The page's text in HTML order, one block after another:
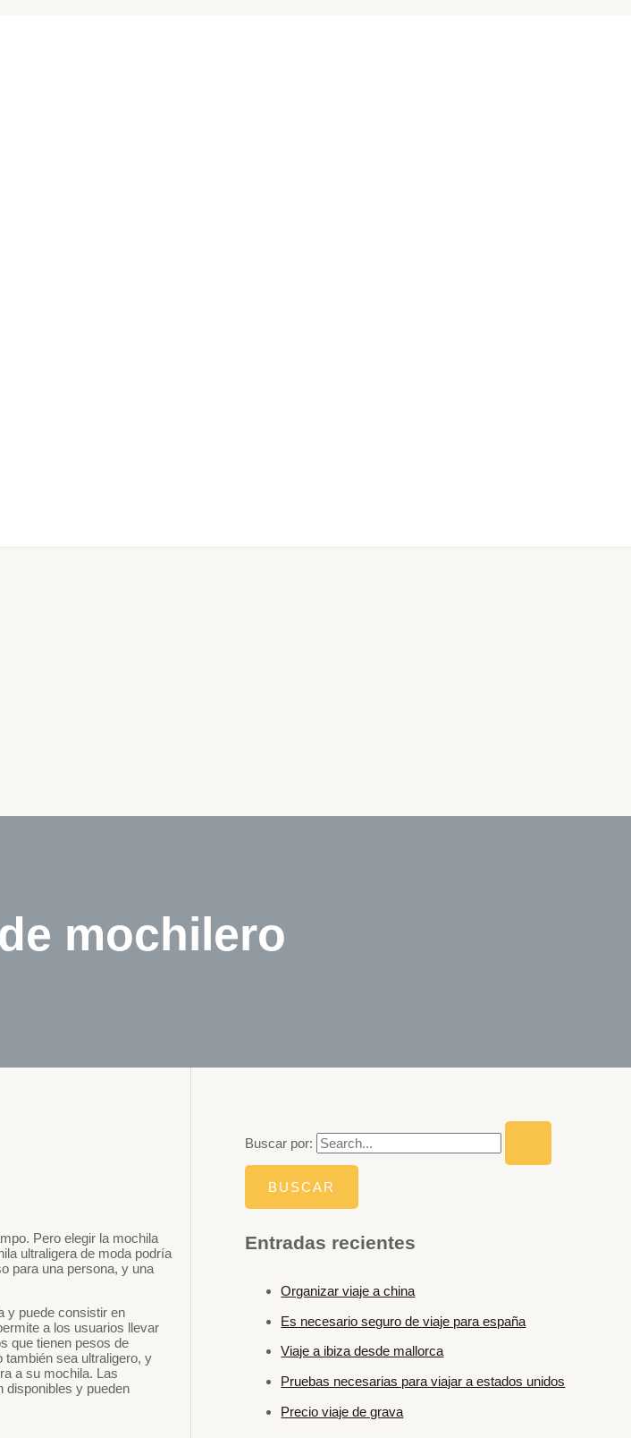
mochilero
Pero elegir la mochila
ultraligera de moda podría
para una persona, y una
y puede consistir en
a los usuarios llevar
que tienen pesos de
también sea ultraligero, y
a su mochila. Las
disponibles y pueden
Buscar por:
Entradas recientes
Organizar viaje a china
Es necesario seguro de viaje para españa
Viaje a ibiza desde mallorca
Pruebas necesarias para viajar a estados unidos
Precio viaje de grava